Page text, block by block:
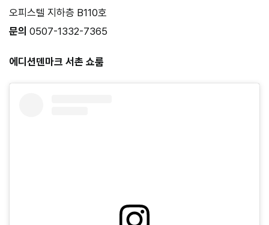
오피스텔 지하층 B110호
문의 0507-1332-7365
에디션덴마크 서촌 쇼룸